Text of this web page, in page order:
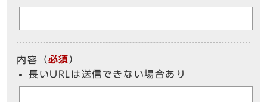
内容 （必須）
長いURLは送信できない場合あり